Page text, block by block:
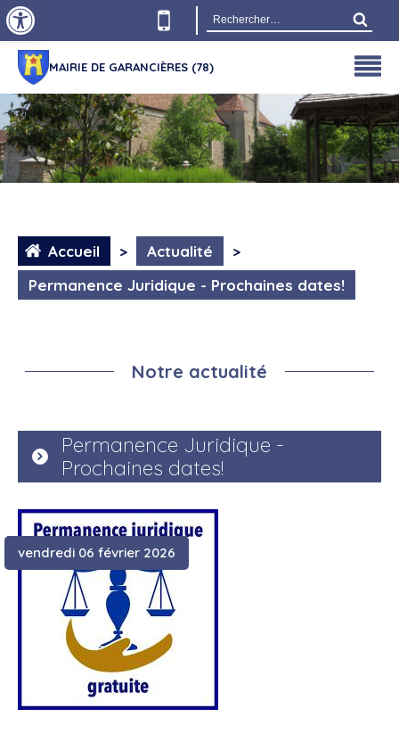
Rechercher :
MAIRIE DE GARANCIÈRES (78)
Accueil > Actualité
>
Permanence Juridique - Prochaines dates!
Notre actualité
Permanence Juridique -
Prochaines dates!
vendredi 06 février 2026